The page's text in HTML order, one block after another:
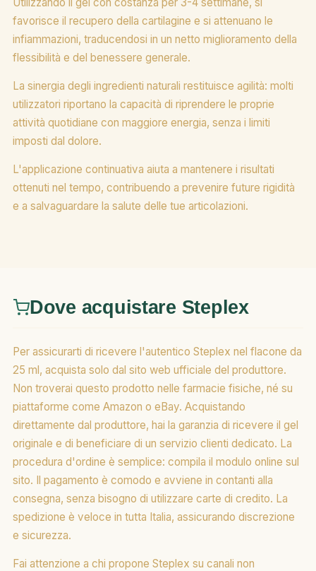
favorisce il recupero della cartilagine e si attenuano le
infiammazioni, traducendosi in un netto miglioramento della
flessibilità e del benessere generale.
La sinergia degli ingredienti naturali restituisce agilità: molti
utilizzatori riportano la capacità di riprendere le proprie
attività quotidiane con maggiore energia, senza i limiti
imposti dal dolore.
L'applicazione continuativa aiuta a mantenere i risultati
ottenuti nel tempo, contribuendo a prevenire future rigidità
e a salvaguardare la salute delle tue articolazioni.
Dove acquistare Steplex
Per assicurarti di ricevere l'autentico Steplex nel flacone da
25 ml, acquista solo dal sito web ufficiale del produttore.
Non troverai questo prodotto nelle farmacie fisiche, né su
piattaforme come Amazon o eBay. Acquistando
direttamente dal produttore, hai la garanzia di ricevere il gel
originale e di beneficiare di un servizio clienti dedicato. La
procedura d'ordine è semplice: compila il modulo online sul
sito. Il pagamento è comodo e avviene in contanti alla
consegna, senza bisogno di utilizzare carte di credito. La
spedizione è veloce in tutta Italia, assicurando discrezione
e sicurezza.
Fai attenzione a chi propone Steplex su canali non